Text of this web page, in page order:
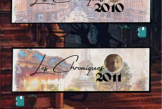
15 Chroniques
Lecture & Accompagnement Audio
14 Chroniques
Lecture & Accompagnement Audio